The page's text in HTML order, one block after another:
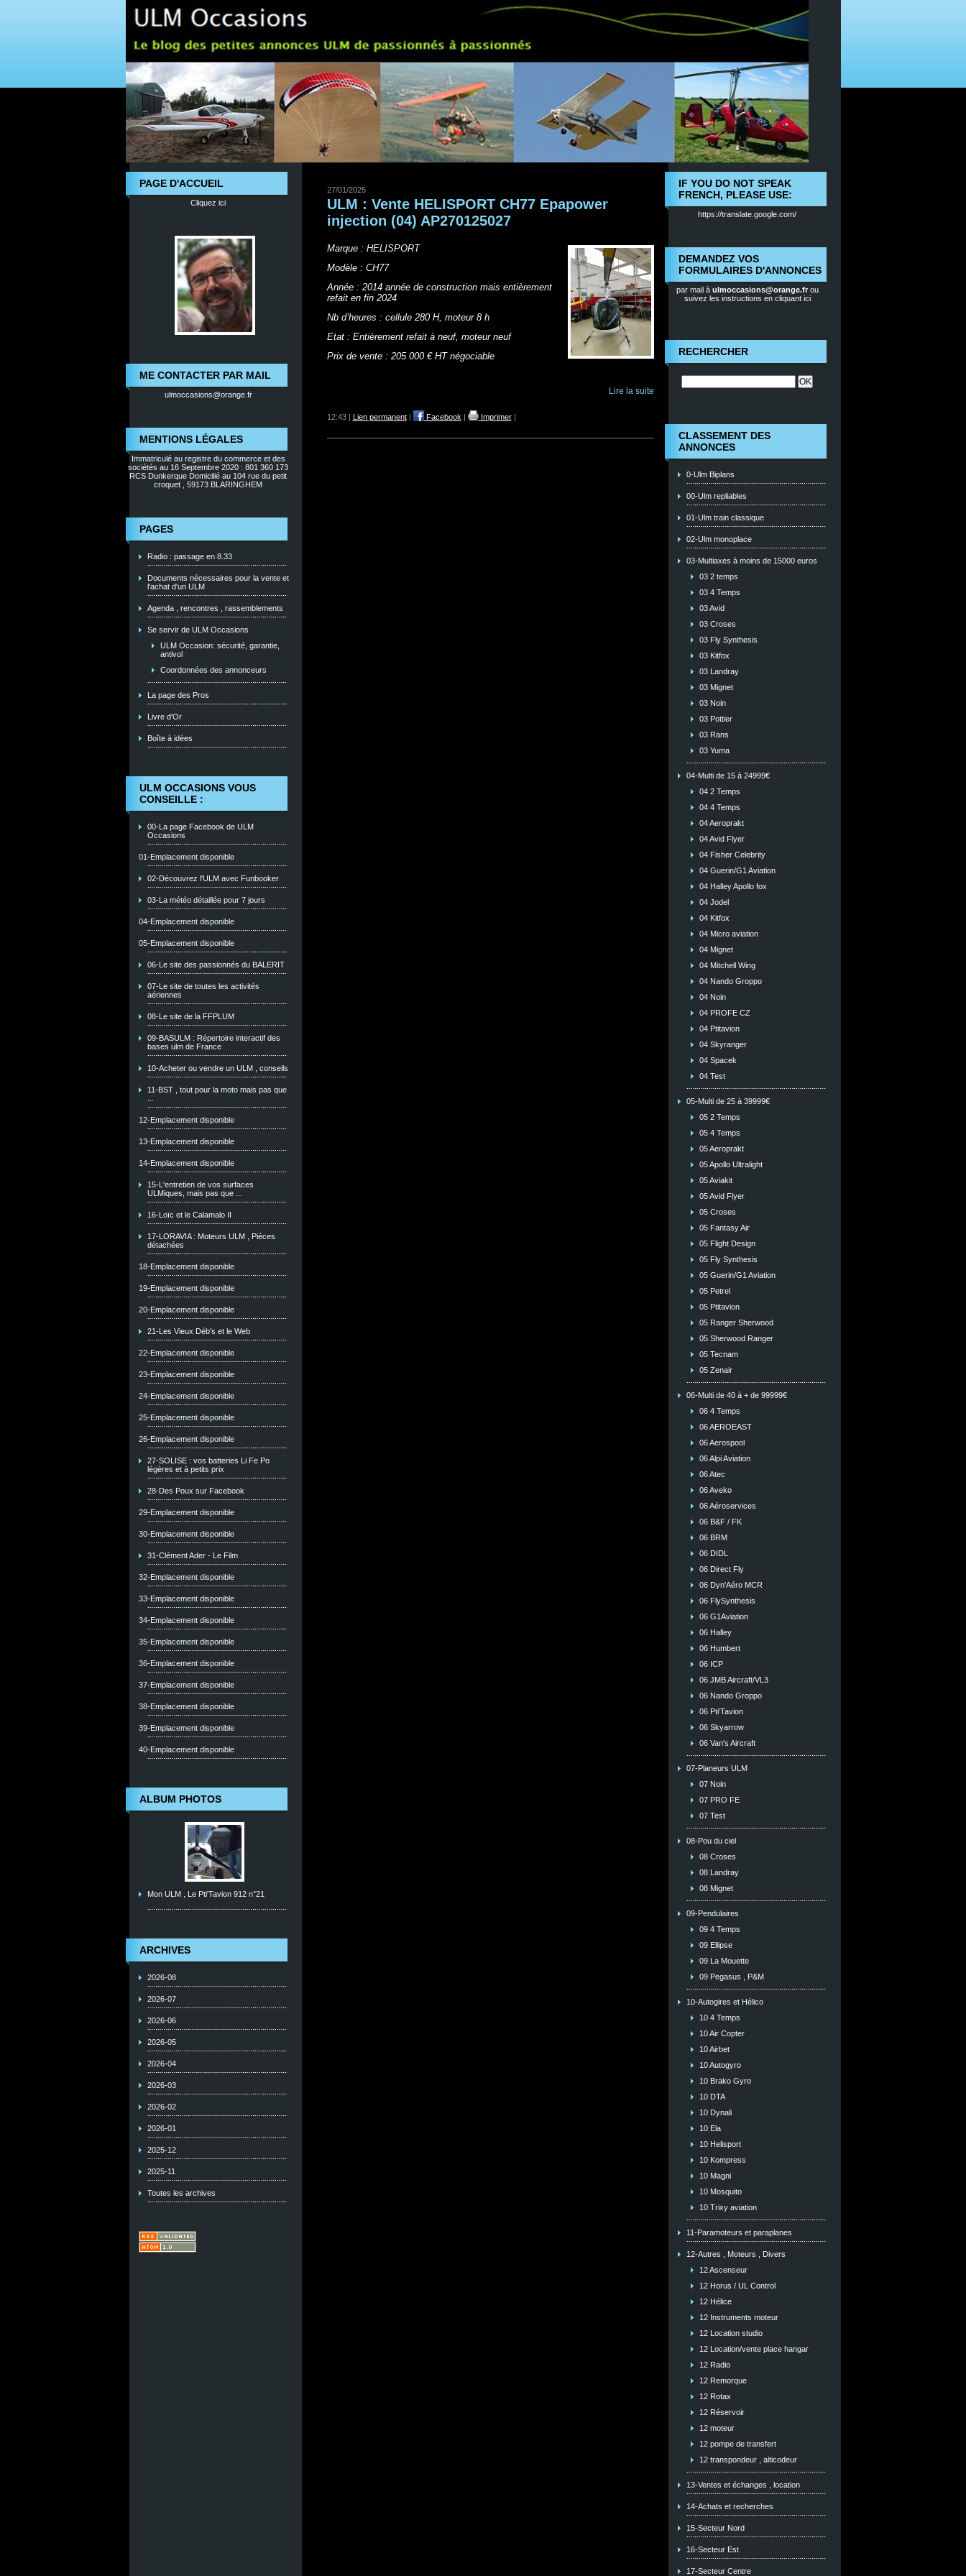
PAGE D'ACCUEIL
Cliquez ici
ME CONTACTER PAR MAIL
ulmoccasions@orange.fr
MENTIONS LÉGALES
Immatriculé au registre du commerce et des
sociétés au 16 Septembre 2020 : 801 360 173
RCS Dunkerque Domicilié au 104 rue du petit
croquet , 59173 BLARINGHEM
PAGES
Radio : passage en 8.33
Documents nécessaires pour la vente et
l'achat d'un ULM
Agenda , rencontres , rassemblements
Se servir de ULM Occasions
ULM Occasion: sécurité, garantie,
antivol
Coordonnées des annonceurs
La page des Pros
Livre d'Or
Boîte à idées
ULM OCCASIONS VOUS
CONSEILLE :
00-La page Facebook de ULM
Occasions
01-Emplacement disponible
02-Découvrez l'ULM avec Funbooker
03-La météo détaillée pour 7 jours
04-Emplacement disponible
05-Emplacement disponible
06-Le site des passionnés du BALERIT
07-Le site de toutes les activités
aériennes
08-Le site de la FFPLUM
09-BASULM : Répertoire interactif des
bases ulm de France
10-Acheter ou vendre un ULM , conseils
11-BST , tout pour la moto mais pas que
12-Emplacement disponible
13-Emplacement disponible
14-Emplacement disponible
15-L'entretien de vos surfaces
ULMiques, mais pas que ...
16-Loïc et le Calamalo II
17-LORAVIA : Moteurs ULM , Piéces
détachées
18-Emplacement disponible
19-Emplacement disponible
20-Emplacement disponible
21-Les Vieux Déb's et le Web
22-Emplacement disponible
23-Emplacement disponible
24-Emplacement disponible
25-Emplacement disponible
26-Emplacement disponible
27-SOLISE : vos batteries Li Fe Po
légères et à petits prix
28-Des Poux sur Facebook
29-Emplacement disponible
30-Emplacement disponible
31-Clément Ader - Le Film
32-Emplacement disponible
33-Emplacement disponible
34-Emplacement disponible
35-Emplacement disponible
36-Emplacement disponible
37-Emplacement disponible
38-Emplacement disponible
39-Emplacement disponible
40-Emplacement disponible
ALBUM PHOTOS
Mon ULM , Le Pti'Tavion 912 n°21
ARCHIVES
2026-08
2026-07
2026-06
2026-05
2026-04
2026-03
2026-02
2026-01
2025-12
2025-11
Toutes les archives
IF YOU DO NOT SPEAK
FRENCH, PLEASE USE:
https://translate.google.com/
DEMANDEZ VOS
FORMULAIRES D'ANNONCES
par mail à ulmoccasions@orange.frou
suivez les instructions en cliquant ici
RECHERCHER
CLASSEMENT DES
ANNONCES
0-Ulm Biplans
00-Ulm repliables
01-Ulm train classique
02-Ulm monoplace
03-Multiaxes à moins de 15000 euros
03 2 temps
03 4 Temps
03 Avid
03 Croses
03 Fly Synthesis
03 Kitfox
03 Landray
03 Mignet
03 Noin
03 Pottier
03 Rans
03 Yuma
04-Multi de 15 à 24999€
04 2 Temps
04 4 Temps
04 Aeroprakt
04 Avid Flyer
04 Fisher Celebrity
04 Guerin/G1 Aviation
04 Halley Apollo fox
04 Jodel
04 Kitfox
04 Micro aviation
04 Mignet
04 Mitchell Wing
04 Nando Groppo
04 Noin
04 PROFE CZ
04 Ptitavion
04 Skyranger
04 Spacek
04 Test
05-Multi de 25 à 39999€
05 2 Temps
05 4 Temps
05 Aeroprakt
05 Apollo Ultralight
05 Aviakit
05 Avid Flyer
05 Croses
05 Fantasy Air
05 Flight Design
05 Fly Synthesis
05 Guerin/G1 Aviation
05 Petrel
05 Ptitavion
05 Ranger Sherwood
05 Sherwood Ranger
05 Tecnam
05 Zenair
06-Multi de 40 à + de 99999€
06 4 Temps
06 AEROEAST
06 Aerospool
06 Alpi Aviation
06 Atec
06 Aveko
06 Aéroservices
06 B&F / FK
06 BRM
06 DIDL
06 Direct Fly
06 Dyn'Aéro MCR
06 FlySynthesis
06 G1Aviation
06 Halley
06 Humbert
06 ICP
06 JMB Aircraft/VL3
06 Nando Groppo
06 Pti'Tavion
06 Skyarrow
06 Van's Aircraft
07-Planeurs ULM
07 Noin
07 PRO FE
07 Test
08-Pou du ciel
08 Croses
08 Landray
08 Mignet
09-Pendulaires
09 4 Temps
09 Ellipse
09 La Mouette
09 Pegasus , P&M
10-Autogires et Hélico
10 4 Temps
10 Air Copter
10 Airbet
10 Autogyro
10 Brako Gyro
10 DTA
10 Dynali
10 Ela
10 Helisport
10 Kompress
10 Magni
10 Mosquito
10 Trixy aviation
11-Paramoteurs et paraplanes
12-Autres , Moteurs , Divers
12 Ascenseur
12 Horus / UL Control
12 Hélice
12 Instruments moteur
12 Location studio
12 Location/vente place hangar
12 Radio
12 Remorque
12 Rotax
12 Réservoir
12 moteur
12 pompe de transfert
12 transpondeur , alticodeur
13-Ventes et échanges , location
14-Achats et recherches
15-Secteur Nord
16-Secteur Est
17-Secteur Centre
27/01/2025
ULM : Vente HELISPORT CH77 Epapower
injection (04) AP270125027
Marque : HELISPORT
Modèle : CH77
Année : 2014 année de construction mais entièrement
refait en fin 2024
Nb d’heures : cellule 280 H, moteur 8 h
Etat : Entièrement refait à neuf, moteur neuf
Prix de vente : 205 000 € HT négociable
Lire la suite
12:43 | Lien permanent| Facebook Imprimer|